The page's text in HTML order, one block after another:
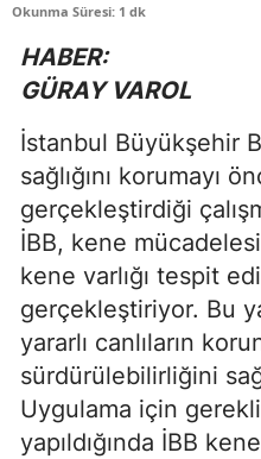
Okunma Süresi: 1 dk
HABER:
GÜRAY VAROL
İstanbul Büyükşehir
sağlığını korumayı
gerçekleştirdiği
İBB, kene
kene varlığı tespit
gerçekleştiriyor. Bu
yararlı canlıların
sürdürülebilirliğini
Uygulama için
yapıldığında İBB